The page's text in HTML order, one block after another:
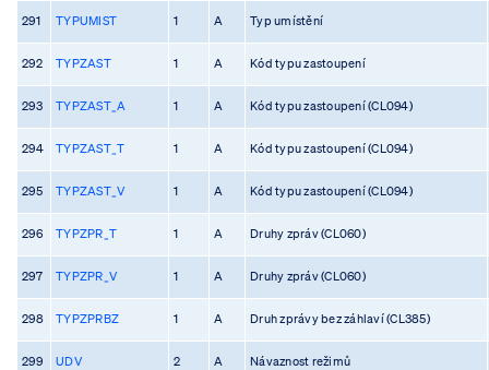
291 TYPUMIST 1 A Typ umístění
292 TYPZAST 1 A Kód typu zastoupení
293 TYPZAST_A 1 A Kód typu zastoupení (CL094)
294 TYPZAST_T 1 A Kód typu zastoupení (CL094)
295 TYPZAST_V 1 A Kód typu zastoupení (CL094)
296 TYPZPR_T 1 A Druhy zpráv (CL060)
297 TYPZPR_V 1 A Druhy zpráv (CL060)
298 TYPZPRBZ 1 A Druh zprávy bez záhlaví (CL385)
299 UDV 2 A Návaznost režimů